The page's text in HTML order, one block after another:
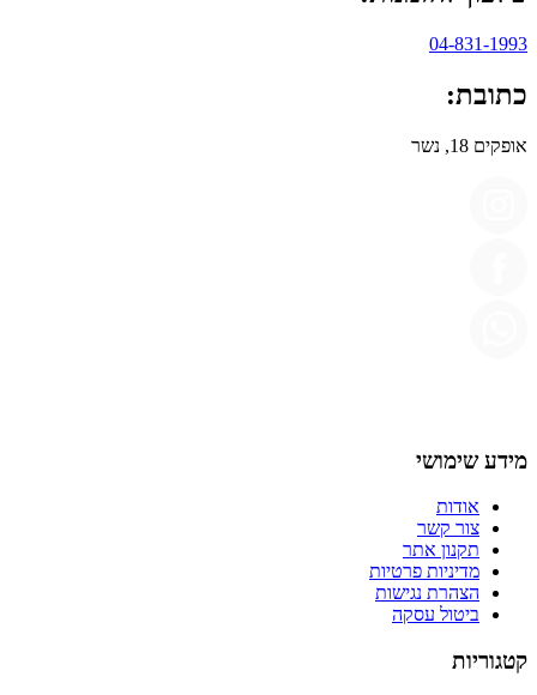
04-831-1993
כתובת:
אופקים 18, נשר
מידע שימושי
אודות
צור קשר
תקנון אתר
מדיניות פרטיות
הצהרת נגישות
ביטול עסקה
קטגוריות